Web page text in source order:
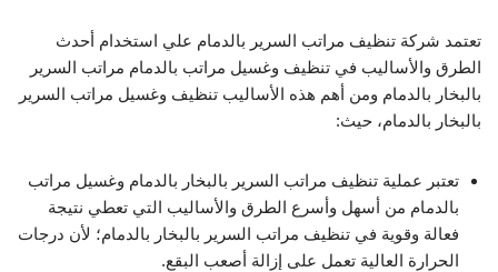
تعتمد شركة تنظيف مراتب السرير بالدمام علي استخدام أحدث
الطرق والأساليب في تنظيف وغسيل مراتب بالدمام مراتب السرير
بالبخار بالدمام ومن أهم هذه الأساليب تنظيف وغسيل مراتب السرير
بالبخار بالدمام، حيث:
تعتبر عملية تنظيف مراتب السرير بالبخار بالدمام وغسيل مراتب
بالدمام من أسهل وأسرع الطرق والأساليب التي تعطي نتيجة
فعالة وقوية في تنظيف مراتب السرير بالبخار بالدمام؛ لأن درجات
الحرارة العالية تعمل على إزالة أصعب البقع.